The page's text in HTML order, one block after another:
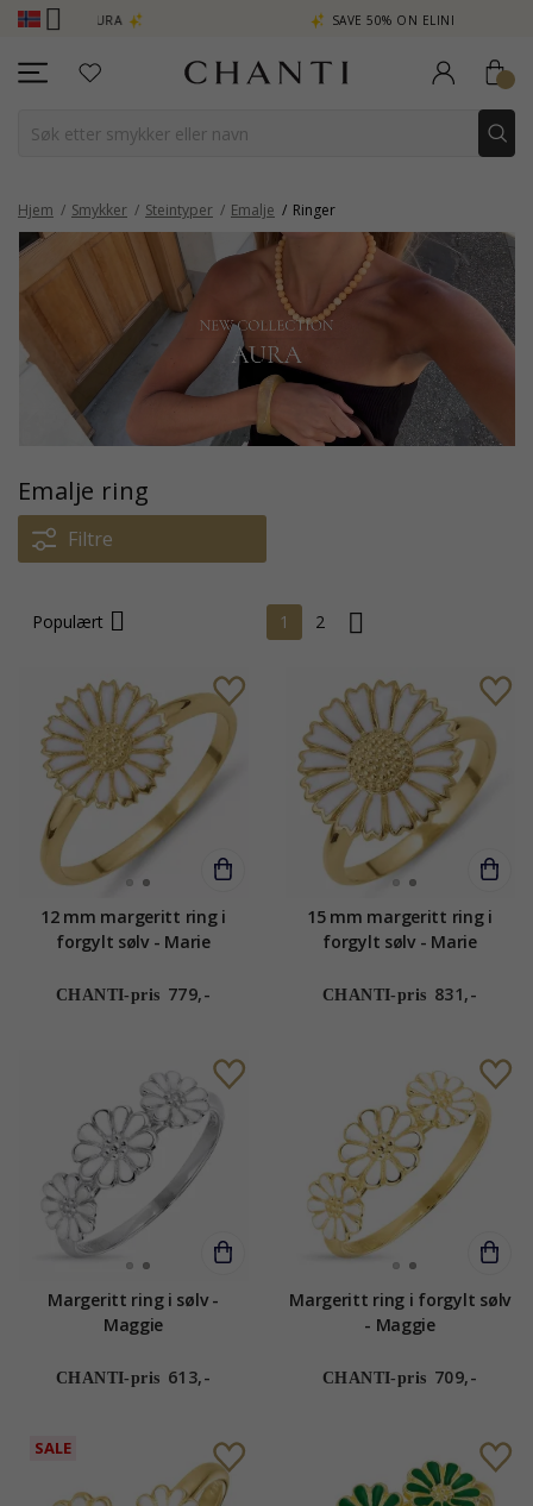
SAVE 50% ON ELINÉ
Hjem Smykker Steintyper Emalje Ringer
Emalje ring
Filtre
Populært 1 2
12 mm margeritt ring i
forgylt sølv - Marie
CHANTI-pris 779,-
15 mm margeritt ring i
forgylt sølv - Marie
CHANTI-pris 831,-
Margeritt ring i sølv -
Maggie
CHANTI-pris 613,-
Margeritt ring i forgylt sølv
- Maggie
CHANTI-pris 709,-
SALE